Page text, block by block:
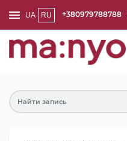
UA RU +380979788788